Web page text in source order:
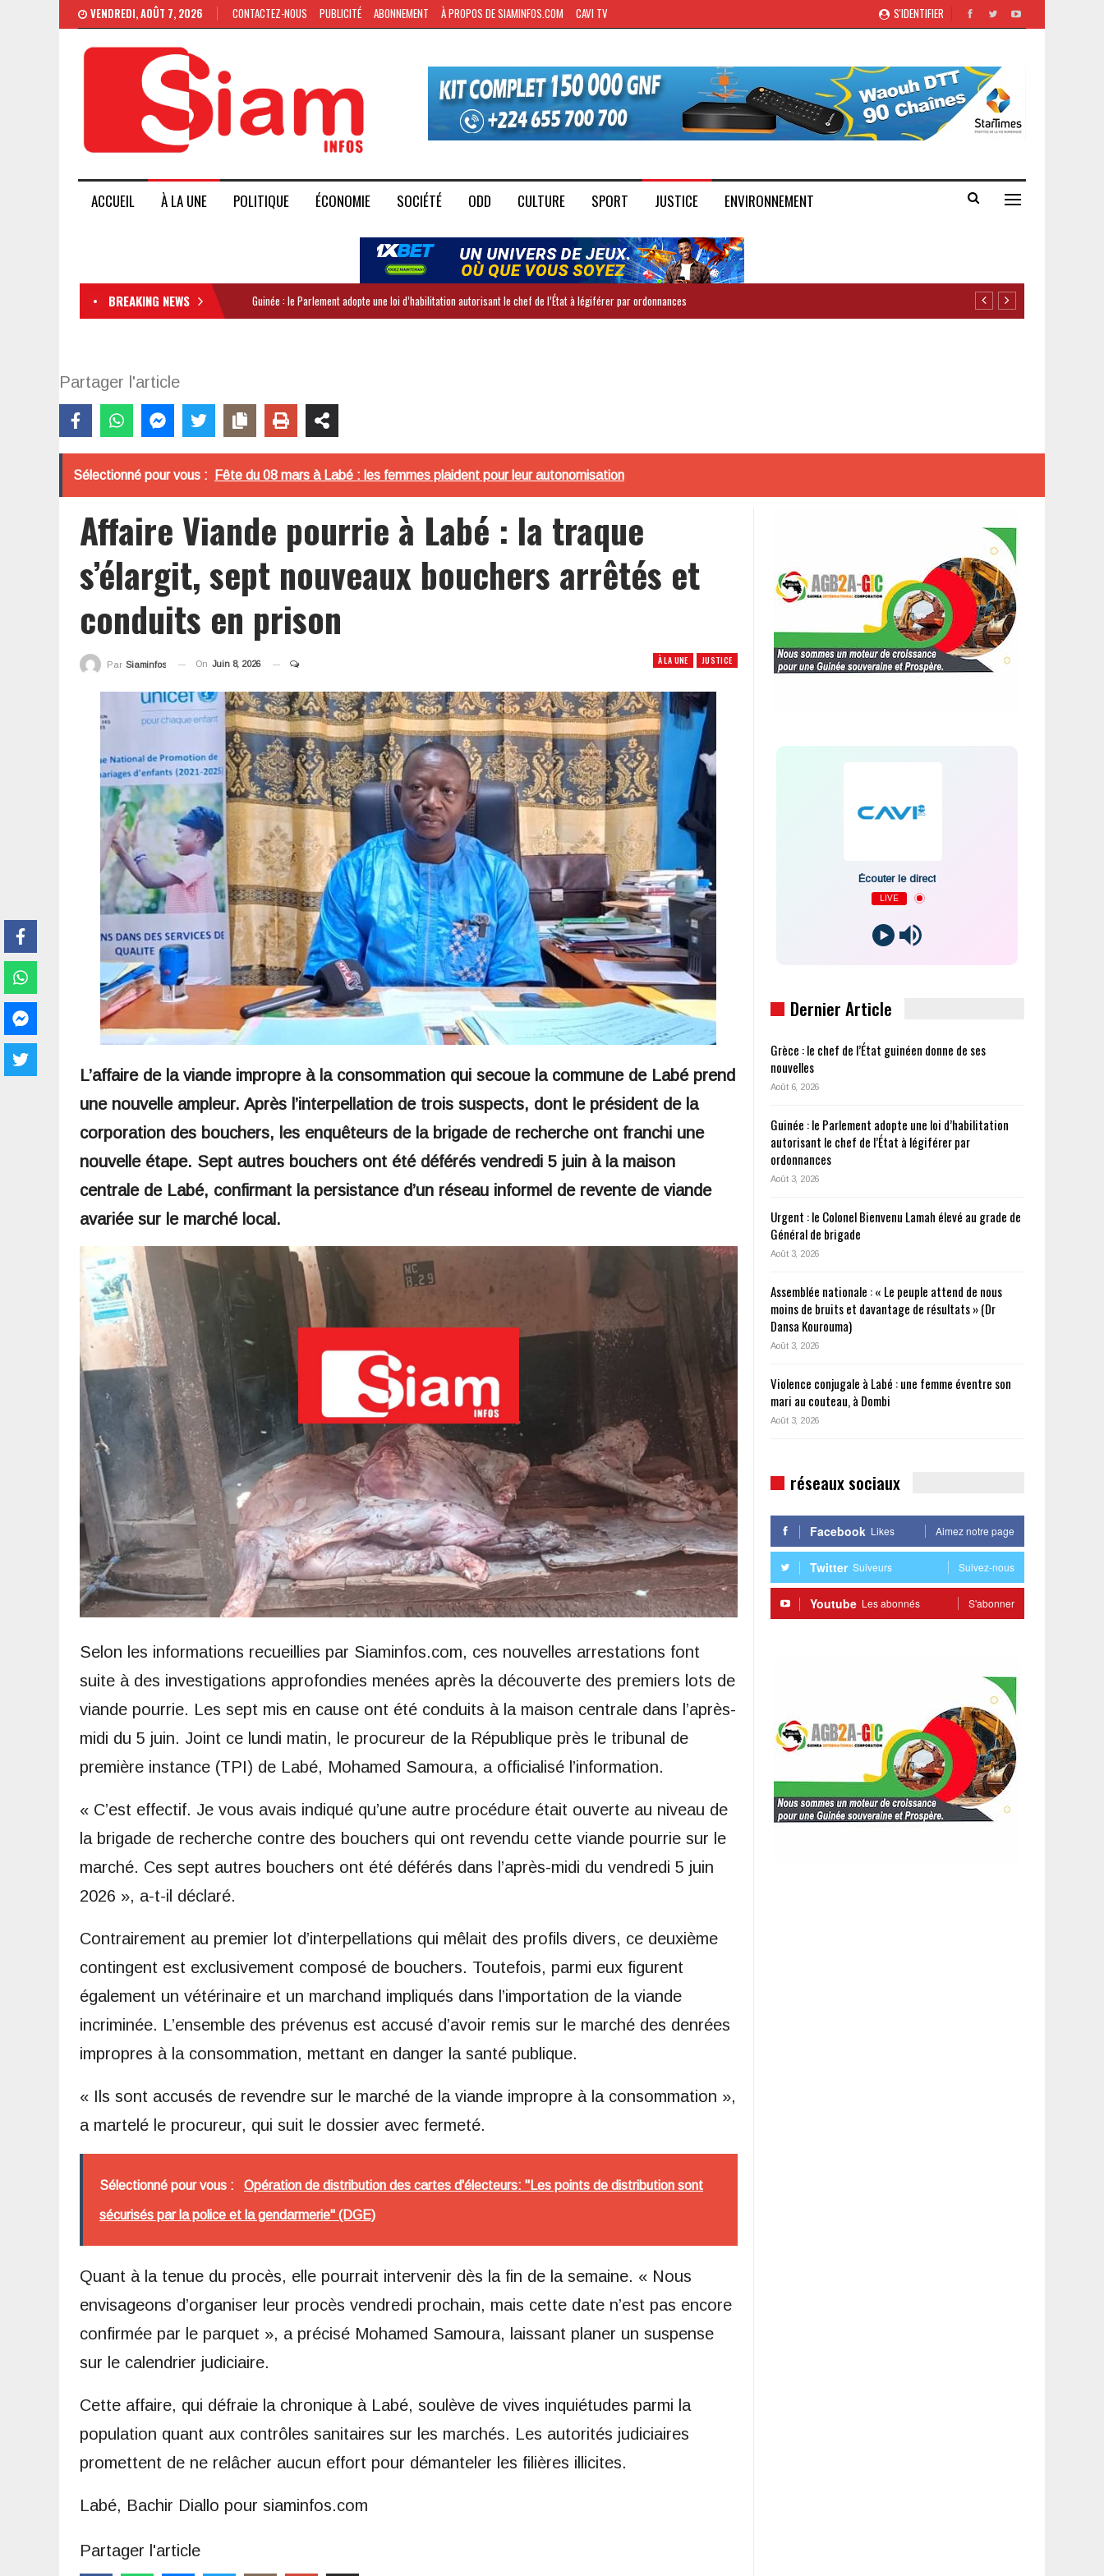
S'IDENTIFIER
VENDREDI, AOÛT 7, 2026 CONTACTEZ-NOUS PUBLICITÉ ABONNEMENT À PROPOS DE SIAMINFOS.COM CAVI TV
ACCUEIL À LA UNE POLITIQUE ÉCONOMIE SOCIÉTÉ ODD CULTURE SPORT JUSTICE ENVIRONNEMENT
BREAKING NEWS Guinée : le Parlement adopte une loi d’habilitation autorisant le chef de l’État à légiférer par ordonnances
Partager l'article
Sélectionné pour vous : Fête du 08 mars à Labé : les femmes plaident pour leur autonomisation
Affaire Viande pourrie à Labé : la traque
s’élargit, sept nouveaux bouchers arrêtés et
conduits en prison
À LA UNE JUSTICE
Par Siaminfos On Juin 8, 2026
L’affaire de la viande impropre à la consommation qui secoue la commune de Labé prend
une nouvelle ampleur. Après l’interpellation de trois suspects, dont le président de la
corporation des bouchers, les enquêteurs de la brigade de recherche ont franchi une
nouvelle étape. Sept autres bouchers ont été déférés vendredi 5 juin à la maison
centrale de Labé, confirmant la persistance d’un réseau informel de revente de viande
avariée sur le marché local.
Selon les informations recueillies par Siaminfos.com, ces nouvelles arrestations font
suite à des investigations approfondies menées après la découverte des premiers lots de
viande pourrie. Les sept mis en cause ont été conduits à la maison centrale dans l’après-
midi du 5 juin. Joint ce lundi matin, le procureur de la République près le tribunal de
première instance (TPI) de Labé, Mohamed Samoura, a officialisé l’information.
« C’est effectif. Je vous avais indiqué qu’une autre procédure était ouverte au niveau de
la brigade de recherche contre des bouchers qui ont revendu cette viande pourrie sur le
marché. Ces sept autres bouchers ont été déférés dans l’après-midi du vendredi 5 juin
2026 », a-t-il déclaré.
Contrairement au premier lot d’interpellations qui mêlait des profils divers, ce deuxième
contingent est exclusivement composé de bouchers. Toutefois, parmi eux figurent
également un vétérinaire et un marchand impliqués dans l’importation de la viande
incriminée. L’ensemble des prévenus est accusé d’avoir remis sur le marché des denrées
impropres à la consommation, mettant en danger la santé publique.
« Ils sont accusés de revendre sur le marché de la viande impropre à la consommation »,
a martelé le procureur, qui suit le dossier avec fermeté.
Sélectionné pour vous : Opération de distribution des cartes d'électeurs: "Les points de distribution sont
sécurisés par la police et la gendarmerie" (DGE)
Quant à la tenue du procès, elle pourrait intervenir dès la fin de la semaine. « Nous
envisageons d’organiser leur procès vendredi prochain, mais cette date n’est pas encore
confirmée par le parquet », a précisé Mohamed Samoura, laissant planer un suspense
sur le calendrier judiciaire.
Cette affaire, qui défraie la chronique à Labé, soulève de vives inquiétudes parmi la
population quant aux contrôles sanitaires sur les marchés. Les autorités judiciaires
promettent de ne relâcher aucun effort pour démanteler les filières illicites.
Labé, Bachir Diallo pour siaminfos.com
Partager l'article
Écouter le direct
LIVE
Dernier Article
Grèce : le chef de l’État guinéen donne de ses
nouvelles
Août 6, 2026
Guinée : le Parlement adopte une loi d’habilitation
autorisant le chef de l’État à légiférer par
ordonnances
Août 3, 2026
Urgent : le Colonel Bienvenu Lamah élevé au grade de
Général de brigade
Août 3, 2026
Assemblée nationale : « Le peuple attend de nous
moins de bruits et davantage de résultats » (Dr
Dansa Kourouma)
Août 3, 2026
Violence conjugale à Labé : une femme éventre son
mari au couteau, à Dombi
Août 3, 2026
réseaux sociaux
Facebook Likes Aimez notre page
Twitter Suiveurs Suivez-nous
Youtube Les abonnés S'abonner